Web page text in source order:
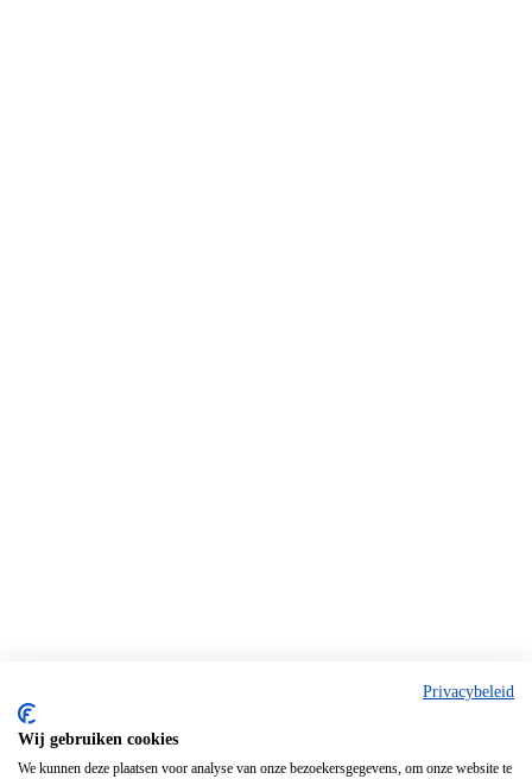
Privacybeleid
Wij gebruiken cookies
We kunnen deze plaatsen voor analyse van onze bezoekersgegevens, om onze website te